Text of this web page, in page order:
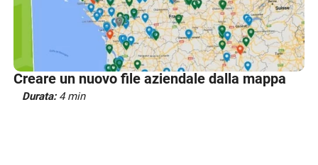
Creare un nuovo file aziendale dalla mappa
Durata: 4 min